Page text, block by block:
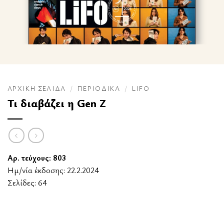
ΑΡΧΙΚΉ ΣΕΛΊΔΑ / ΠΕΡΙΟΔΙΚΆ / LIFO
Τι διαβάζει η Gen Z
Αρ. τεύχους: 803
Ημ/νία έκδοσης: 22.2.2024
Σελίδες: 64